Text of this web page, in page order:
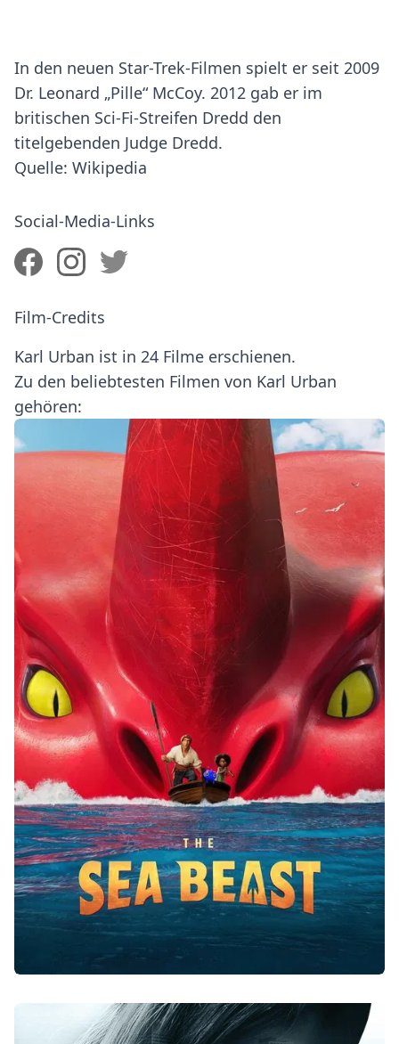
In den neuen Star-Trek-Filmen spielt er seit 2009
Dr. Leonard „Pille“ McCoy. 2012 gab er im
britischen Sci-Fi-Streifen Dredd den
titelgebenden Judge Dredd.
Quelle: Wikipedia
Social-Media-Links
Film-Credits
Karl Urban ist in 24 Filme erschienen.
Zu den beliebtesten Filmen von Karl Urban
gehören: